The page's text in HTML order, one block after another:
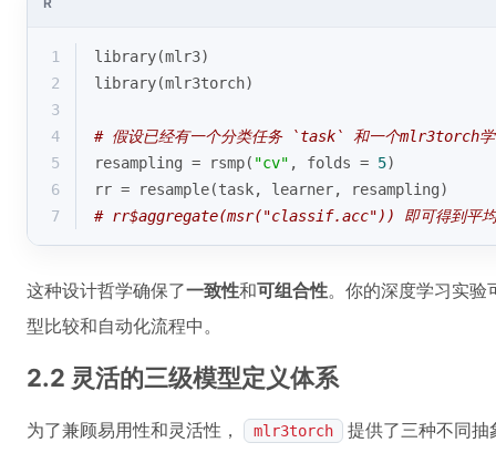
1
library(mlr3)
2
library(mlr3torch)
3
4
# 假设已经有一个分类任务 `task` 和一个mlr3torch
5
resampling = rsmp( "cv" , folds = 5)
6
rr = resample(task, learner, resampling)
7
# rr$aggregate(msr("classif.acc")) 即可得到平均
这种设计哲学确保了一致性和可组合性。你的深度学习实验
型比较和自动化流程中。
2.2 灵活的三级模型定义体系
为了兼顾易用性和灵活性， mlr3torch
提供了三种不同